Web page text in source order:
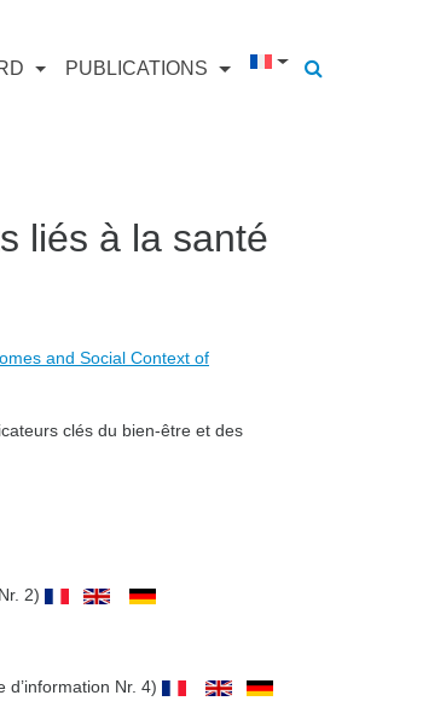
PUBLICATIONS
liés à la santé
and Social Context of
clés du bien-être et des
2)
d’information Nr. 4)